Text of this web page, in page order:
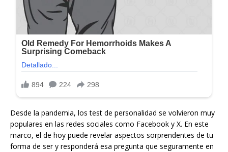
Desde la pandemia, los test de personalidad se volvieron muy
populares en las redes sociales como Facebook y X. En este
marco, el de hoy puede revelar aspectos sorprendentes de tu
forma de ser y responderá esa pregunta que seguramente en